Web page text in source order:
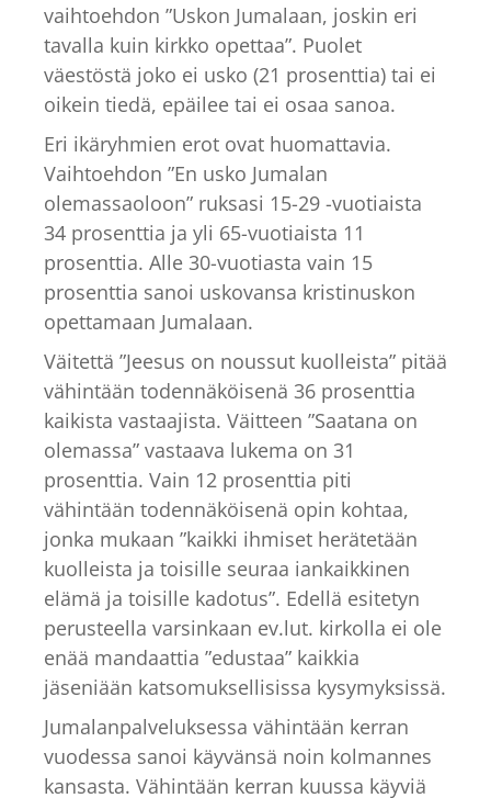
vaihtoehdon ”Uskon Jumalaan, joskin eri
tavalla kuin kirkko opettaa”. Puolet
väestöstä joko ei usko (21 prosenttia) tai ei
oikein tiedä, epäilee tai ei osaa sanoa.
Eri ikäryhmien erot ovat huomattavia.
Vaihtoehdon ”En usko Jumalan
olemassaoloon” ruksasi 15-29 -vuotiaista
34 prosenttia ja yli 65-vuotiaista 11
prosenttia. Alle 30-vuotiasta vain 15
prosenttia sanoi uskovansa kristinuskon
opettamaan Jumalaan.
Väitettä ”Jeesus on noussut kuolleista” pitää
vähintään todennäköisenä 36 prosenttia
kaikista vastaajista. Väitteen ”Saatana on
olemassa” vastaava lukema on 31
prosenttia. Vain 12 prosenttia piti
vähintään todennäköisenä opin kohtaa,
jonka mukaan ”kaikki ihmiset herätetään
kuolleista ja toisille seuraa iankaikkinen
elämä ja toisille kadotus”. Edellä esitetyn
perusteella varsinkaan ev.lut. kirkolla ei ole
enää mandaattia ”edustaa” kaikkia
jäseniään katsomuksellisissa kysymyksissä.
Jumalanpalveluksessa vähintään kerran
vuodessa sanoi käyvänsä noin kolmannes
kansasta. Vähintään kerran kuussa käyviä